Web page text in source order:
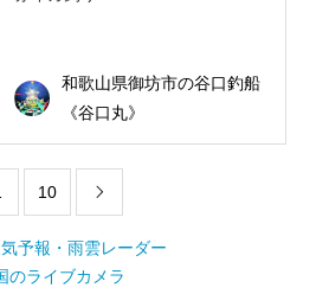
和歌山県御坊市の谷口釣船
《谷口丸》
10 
予報・雨雲レーダー
のライブカメラ